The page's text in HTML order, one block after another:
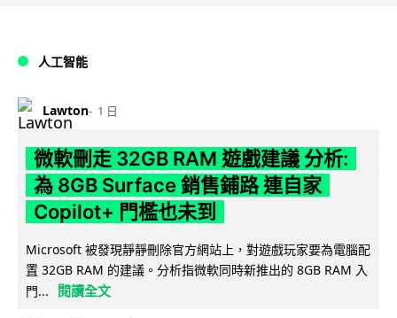
人工智能
Lawton 1 日
微軟刪走 32GB RAM 遊戲建議 分析:
為 8GB Surface 銷售鋪路 連自家
Copilot+ 門檻也未到
Microsoft 被發現靜靜刪除官方網站上，對遊戲玩家要為電腦配
置 32GB RAM 的建議。分析指微軟同時新推出的 8GB RAM 入
門...
閱讀全文